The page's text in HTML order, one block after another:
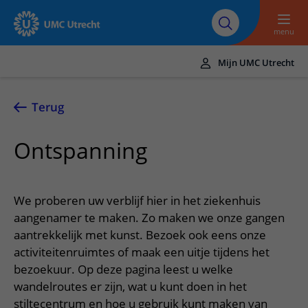
Naar hoofdinhoud
Over UMC
Utrecht
Research
Werken bij het UMC
Utrecht
menu
UMC Utrecht
Zorg en behandeling
Behandelingen
Poliklinieken
Verpleegafdelingen
Onze zorgverleners
Afspraak maken of wijzigen
Bezoek aan de polikliniek
Opname in het ziekenhuis
Voorbereiding op uw afspraak
In het ziekenhuis
Op bezoek in het UMC Utrecht
Apotheek
Winkels en restaurants
Contact en route
Spoed
Contactgegevens
Verwijzers
Patiënt verwijzen
Mijn UMC Utrecht
Terug
Ontspanning
We proberen uw verblijf hier in het ziekenhuis
aangenamer te maken. Zo maken we onze gangen
aantrekkelijk met kunst. Bezoek ook eens onze
activiteitenruimtes of maak een uitje tijdens het
bezoekuur. Op deze pagina leest u welke
wandelroutes er zijn, wat u kunt doen in het
stiltecentrum en hoe u gebruik kunt maken van